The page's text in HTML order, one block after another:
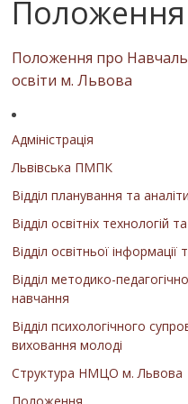
Положення
Положення про
освіти м. Львова
Адміністрація
Львівська ПМПК
Відділ планування та
Відділ освітніх технологій
Відділ освітньої інформації
Відділ методико-
навчання
Відділ психологічного
виховання молоді
Структура НМЦО м. Львова